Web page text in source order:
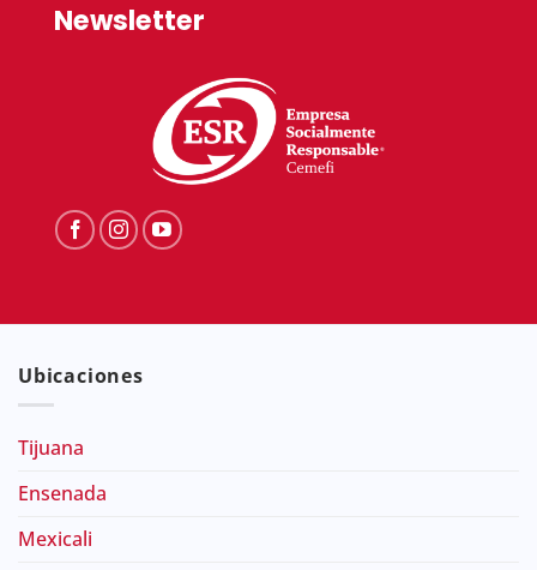
Newsletter
Ubicaciones
Tijuana
Ensenada
Mexicali